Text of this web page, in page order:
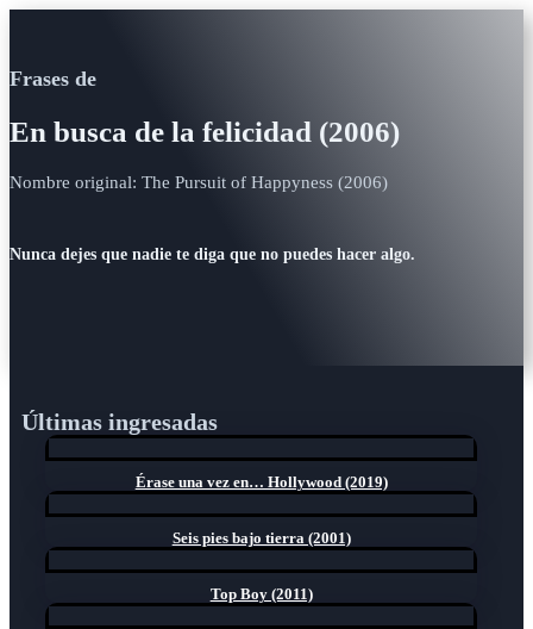
Frases de
En busca de la felicidad (2006)
Nombre original: The Pursuit of Happyness (2006)
Nunca dejes que nadie te diga que no puedes hacer algo.
Últimas ingresadas
Érase una vez en… Hollywood (2019)
Seis pies bajo tierra (2001)
Top Boy (2011)